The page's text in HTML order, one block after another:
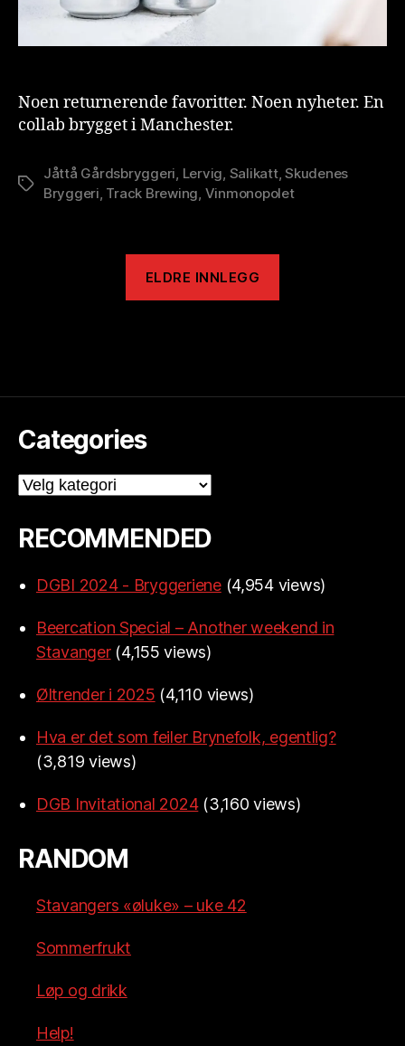
Noen returnerende favoritter. Noen nyheter. En
collab brygget i Manchester.
Stikkord
Jåttå Gårdsbryggeri, Lervig, Salikatt,Skudenes
Bryggeri, Track Brewing, Vinmonopolet
ELDRE INNLEGG
Categories
Categories
RECOMMENDED
DGBI 2024 - Bryggeriene (4,954 views)
Beercation Special – Another weekend in
Stavanger (4,155 views)
Øltrender i 2025 (4,110 views)
Hva er det som feiler Brynefolk, egentlig?
(3,819 views)
DGB Invitational 2024 (3,160 views)
RANDOM
Stavangers «øluke» – uke 42
Sommerfrukt
Løp og drikk
Help!